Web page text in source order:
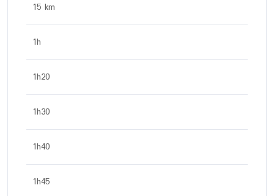
15 km
1h
1h20
1h30
1h40
1h45